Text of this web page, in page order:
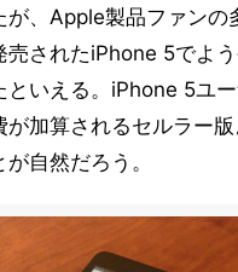
が、Apple製品ファンの
売されたiPhone 5でよ
といえる。iPhone 5ユ
が加算されるセルラー
自然だろう。